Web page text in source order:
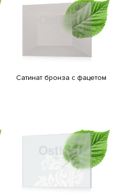
Сатинат бронза с фацетом